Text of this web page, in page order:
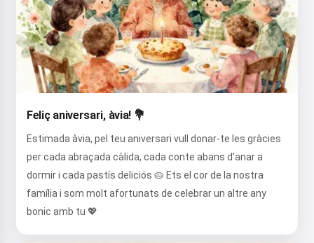
Feliç aniversari, àvia! 💐
Estimada àvia, pel teu aniversari vull donar-te les gràcies
per cada abraçada càlida, cada conte abans d'anar a
dormir i cada pastís deliciós 🥧 Ets el cor de la nostra
família i som molt afortunats de celebrar un altre any
bonic amb tu 💖